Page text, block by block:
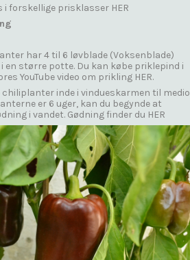
i forskellige prisklasser HER
har 4 til 6 løvblade (Voksenblade)
en større potte. Du kan købe priklepind i
YouTube video om prikling HER.
chiliplanter inde i vindueskarmen til medio
er 6 uger, kan du begynde at
i vandet. Gødning finder du HER